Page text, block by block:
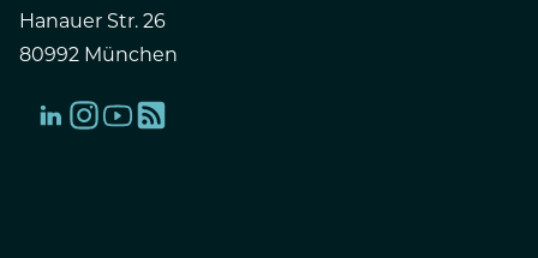
Hanauer Str. 26
80992 München